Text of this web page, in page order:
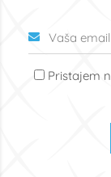
Pristajem